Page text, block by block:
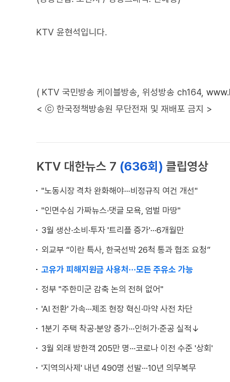
KTV 윤현석입니다.
( KTV 국민방송 케이블방송, 위성방송 ch164,
< ⓒ 한국정책방송원 무단전재 및 재배포 금지 >
KTV 대한뉴스 7 (636회) 클립영상
"노동시장 격차 완화해야···비정규직 여건 개선"
"인면수심 가짜뉴스·댓글 모욕, 엄벌 마땅"
3월 생산·소비·투자 '트리플 증가'···6개월만
외교부 “이란 특사, 한국선박 26척 통과 협조 요청”
고유가 피해지원금 사용처···모든 주유소 가능
정부 "주한미군 감축 논의 전혀 없어"
'AI 전환' 가속···제조 현장 혁신·마약 사전 차단
1분기 주택 착공·분양 증가···인허가·준공 실적↓
3월 외래 방한객 205만 명···코로나 이전 수준 '상회'
'지역의사제' 내년 490명 선발···10년 의무복무